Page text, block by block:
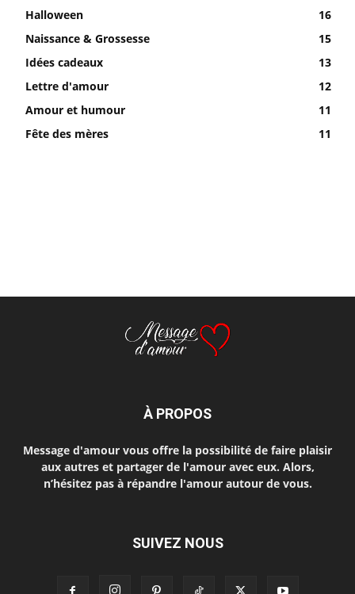
Halloween
16
Naissance & Grossesse
15
Idées cadeaux
13
Lettre d'amour
12
Amour et humour
11
Fête des mères
11
À PROPOS
Message d'amour vous offre la possibilité de faire plaisir
aux autres et partager de l'amour avec eux. Alors,
n’hésitez pas à répandre l'amour autour de vous.
SUIVEZ NOUS